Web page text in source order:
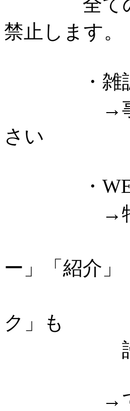
禁止します。
・雑誌な
→事前に
さい
・WEBサ
→特に連
「ゲーム
ー」「紹介」
「ふりー
ク」も
許可を取
→できれ